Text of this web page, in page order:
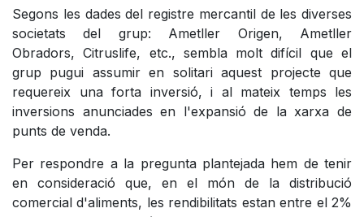
Segons les dades del registre mercantil de les diverses
societats del grup: Ametller Origen, Ametller
Obradors, Citruslife, etc., sembla molt difícil que el
grup pugui assumir en solitari aquest projecte que
requereix una forta inversió, i al mateix temps les
inversions anunciades en l'expansió de la xarxa de
punts de venda.
Per respondre a la pregunta plantejada hem de tenir
en consideració que, en el món de la distribució
comercial d'aliments, les rendibilitats estan entre el 2%